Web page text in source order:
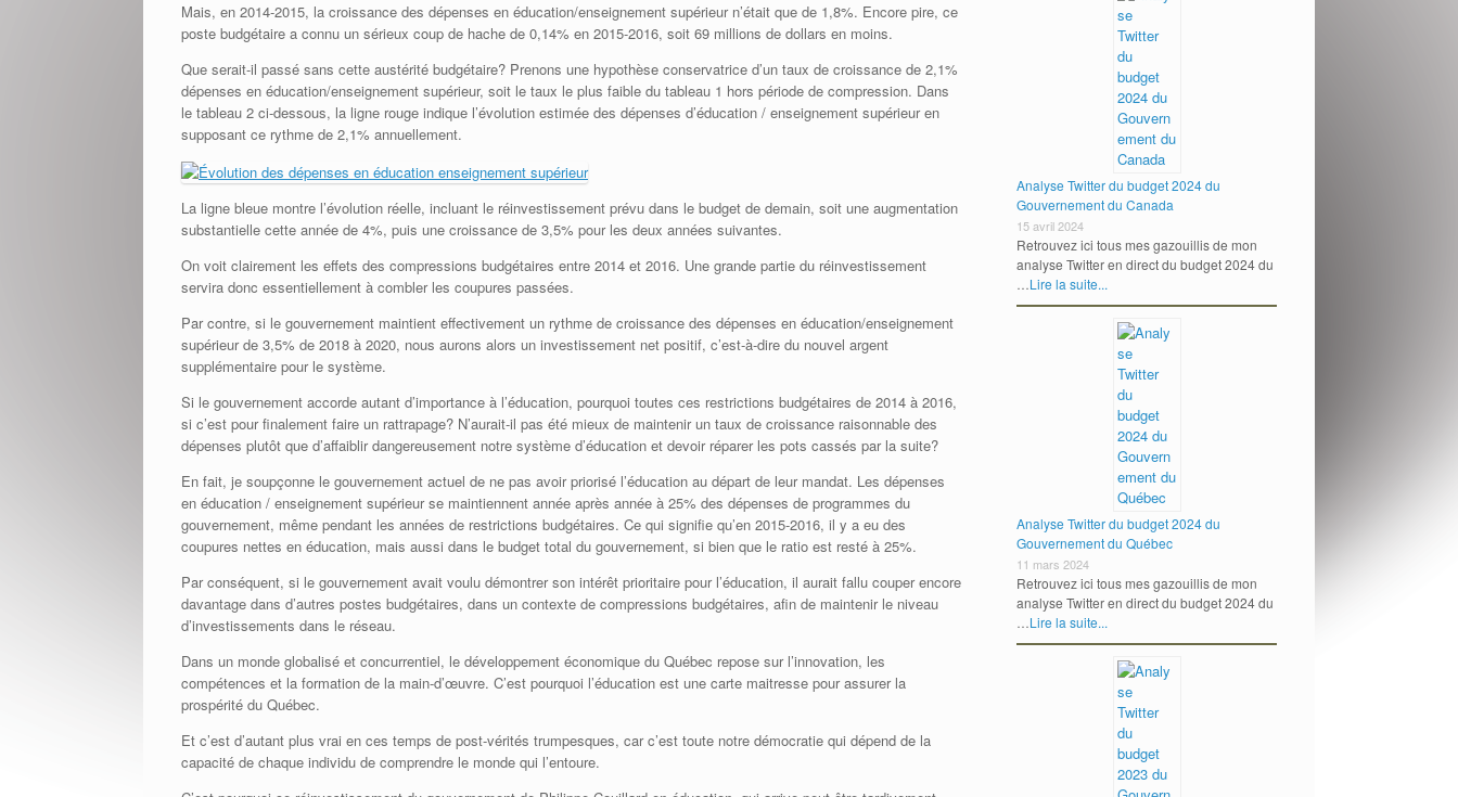
Mais, en 2014-2015, la croissance des dépenses en éducation/enseignement supérieur n’était que de 1,8%. Encore pire, ce
poste budgétaire a connu un sérieux coup de hache de 0,14% en 2015-2016, soit 69 millions de dollars en moins.
Que serait-il passé sans cette austérité budgétaire? Prenons une hypothèse conservatrice d’un taux de croissance de 2,1%
dépenses en éducation/enseignement supérieur, soit le taux le plus faible du tableau 1 hors période de compression. Dans
le tableau 2 ci-dessous, la ligne rouge indique l’évolution estimée des dépenses d’éducation / enseignement supérieur en
supposant ce rythme de 2,1% annuellement.
La ligne bleue montre l’évolution réelle, incluant le réinvestissement prévu dans le budget de demain, soit une augmentation
substantielle cette année de 4%, puis une croissance de 3,5% pour les deux années suivantes.
On voit clairement les effets des compressions budgétaires entre 2014 et 2016. Une grande partie du réinvestissement
servira donc essentiellement à combler les coupures passées.
Par contre, si le gouvernement maintient effectivement un rythme de croissance des dépenses en éducation/enseignement
supérieur de 3,5% de 2018 à 2020, nous aurons alors un investissement net positif, c’est-à-dire du nouvel argent
supplémentaire pour le système.
Si le gouvernement accorde autant d’importance à l’éducation, pourquoi toutes ces restrictions budgétaires de 2014 à 2016,
si c’est pour finalement faire un rattrapage? N’aurait-il pas été mieux de maintenir un taux de croissance raisonnable des
dépenses plutôt que d’affaiblir dangereusement notre système d’éducation et devoir réparer les pots cassés par la suite?
En fait, je soupçonne le gouvernement actuel de ne pas avoir priorisé l’éducation au départ de leur mandat. Les dépenses
en éducation / enseignement supérieur se maintiennent année après année à 25% des dépenses de programmes du
gouvernement, même pendant les années de restrictions budgétaires. Ce qui signifie qu’en 2015-2016, il y a eu des
coupures nettes en éducation, mais aussi dans le budget total du gouvernement, si bien que le ratio est resté à 25%.
Par conséquent, si le gouvernement avait voulu démontrer son intérêt prioritaire pour l’éducation, il aurait fallu couper encore
davantage dans d’autres postes budgétaires, dans un contexte de compressions budgétaires, afin de maintenir le niveau
d’investissements dans le réseau.
Dans un monde globalisé et concurrentiel, le développement économique du Québec repose sur l’innovation, les
compétences et la formation de la main-d’œuvre. C’est pourquoi l’éducation est une carte maitresse pour assurer la
prospérité du Québec.
Et c’est d’autant plus vrai en ces temps de post-vérités trumpesques, car c’est toute notre démocratie qui dépend de la
capacité de chaque individu de comprendre le monde qui l’entoure.
Analyse Twitter du budget 2024 du
Gouvernement du Canada
15 avril 2024
Retrouvez ici tous mes gazouillis de mon
analyse Twitter en direct du budget 2024 du
…Lire la suite...
Analyse Twitter du budget 2024 du
Gouvernement du Québec
11 mars 2024
Retrouvez ici tous mes gazouillis de mon
analyse Twitter en direct du budget 2024 du
…Lire la suite...